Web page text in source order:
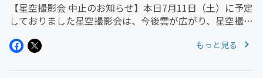
【星空撮影会 中止のお知らせ】本日7月11日（土）に予定
しておりました星空撮影会は、今後雲が広がり、星空撮影
きます。楽しみにしてくださっていた皆さまには、誠に申
もっと見る